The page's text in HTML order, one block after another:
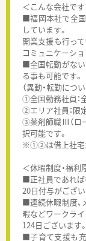
＜こんな会社です
■福岡本社で全国
しています。
開業支援も行っ
コミュニケーシ
■全国転勤がない
る事も可能です。
（異動・転勤につい
①全国勤務社員：
②エリア社員：限
③薬剤師職Ⅲ（ロ
択可能です。
※①②は借上社宅
＜休暇制度・福
■正社員であれば
20日付与がござい
■連続休暇制度、
暇などワークラ
124日ございます。
■子育て支援も